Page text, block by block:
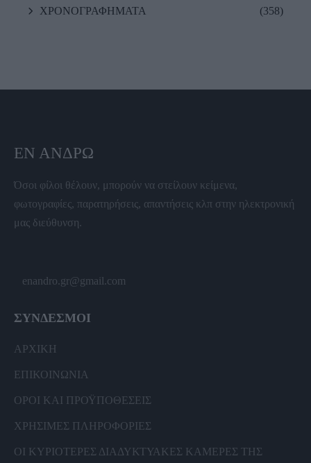
ΧΡΟΝΟΓΡΑΦΗΜΑΤΑ (358)
ΕΝ ΆΝΔΡΩ
Όσοι φίλοι θέλουν, μπορούν να στείλουν κείμενα,
φωτογραφίες, παρατηρήσεις, απαντήσεις κλπ στην ηλεκτρονική
μας διεύθυνση.
enandro.gr@gmail.com
ΣΥΝΔΕΣΜΟΙ
ΑΡΧΙΚΗ
ΕΠΙΚΟΙΝΩΝΙΑ
ΟΡΟΙ ΚΑΙ ΠΡΟΫΠΟΘΕΣΕΙΣ
ΧΡΗΣΙΜΕΣ ΠΛΗΡΟΦΟΡΙΕΣ
ΟΙ ΚΥΡΙΟΤΕΡΕΣ ΔΙΑΔΥΚΤΥΑΚΕΣ ΚΑΜΕΡΕΣ ΤΗΣ